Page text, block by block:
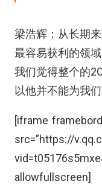
梁浩辉：从长期
最容易获利的领
我们觉得整个的
以他并不能为我
[iframe
src=”https://
allowfullscreen]